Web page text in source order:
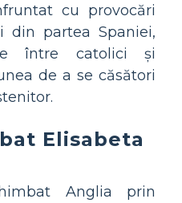
cu provocări
din partea Spaniei,
între catolici și
de a se căsători
Elisabeta
Anglia prin